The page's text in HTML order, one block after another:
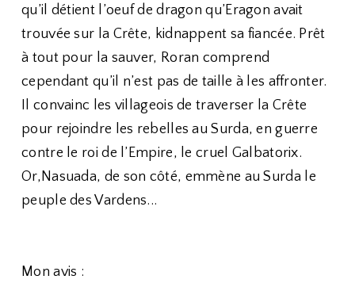
qu’il détient l’oeuf de dragon qu’Eragon avait
trouvée sur la Crête, kidnappent sa fiancée. Prêt
à tout pour la sauver, Roran comprend
cependant qu’il n’est pas de taille à les affronter.
Il convainc les villageois de traverser la Crête
pour rejoindre les rebelles au Surda, en guerre
contre le roi de l’Empire, le cruel Galbatorix.
Or,Nasuada, de son côté, emmène au Surda le
peuple des Vardens...
Mon avis :